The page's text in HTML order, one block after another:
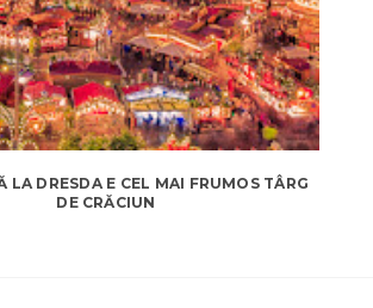
LA DRESDA E CEL MAI FRUMOS TÂRG
DE CRĂCIUN